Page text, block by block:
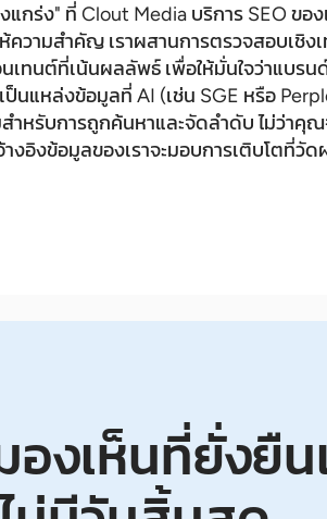
แกร่ง" ที่ Clout Media บริการ SEO ข
ความสำคัญ เราผสานการตรวจสอบเชิ
เทนต์ที่เน้นผลลัพธ์ เพื่อให้มั่นใจว่าแบร
ป็นแหล่งข้อมูลที่ AI (เช่น SGE หรือ
สำหรับการถูกค้นหาและจัดลำดับ ไม่ว่
งอิงข้อมูลของเราจะมอบการเติบโตที่
องเห็นที่ยั่งยืน